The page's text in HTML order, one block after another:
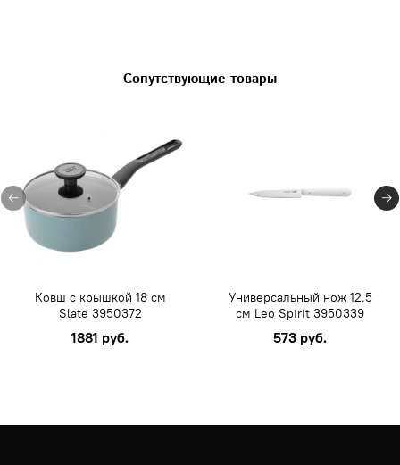
Сопутствующие товары
Ковш с крышкой 18 см
Slate 3950372
1881 руб.
Универсальный нож 12.5
см Leo Spirit 3950339
573 руб.